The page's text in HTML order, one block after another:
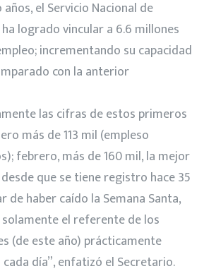
el Servicio Nacional de
ha logrado vincular a 6.6 millones
incrementando su capacidad
con la anterior
las cifras de estos primeros
más de 113 mil (empleso
febrero, más de 160 mil, la mejor
que se tiene registro hace 35
de haber caído la Semana Santa,
el referente de los
(de este año) prácticamente
día”, enfatizó el Secretario.